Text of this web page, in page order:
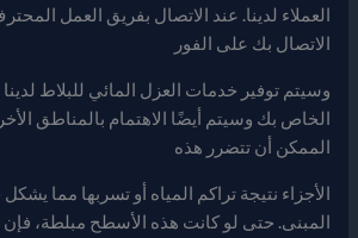
العملاء لدينا. عند الاتصال بفريق العمل
الاتصال بك على الفور
وسيتم توفير خدمات العزل المائي للبلاط
الخاص بك وسيتم أيضًا الاهتمام بالمناطق
الممكن أن تتضرر هذه
الأجزاء نتيجة تراكم المياه أو تسربها مما
المبنى. حتى لو كانت هذه الأسطح مبلطة،